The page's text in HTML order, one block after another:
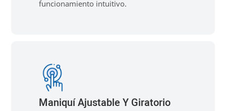
funcionamiento intuitivo.
Maniquí Ajustable Y Giratorio